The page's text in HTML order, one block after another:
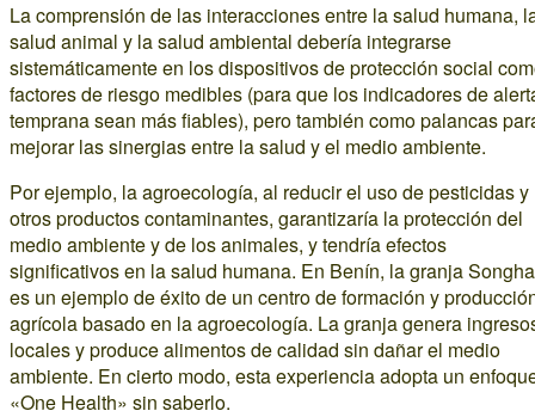
La comprensión de las interacciones entre la salud humana,
salud animal y la salud ambiental debería integrarse
sistemáticamente en los dispositivos de protección social
factores de riesgo medibles (para que los indicadores de
temprana sean más fiables), pero también como palancas
mejorar las sinergias entre la salud y el medio ambiente.
Por ejemplo, la agroecología, al reducir el uso de pesticidas y
otros productos contaminantes, garantizaría la protección del
medio ambiente y de los animales, y tendría efectos
significativos en la salud humana. En Benín, la granja
es un ejemplo de éxito de un centro de formación y
agrícola basado en la agroecología. La granja genera
locales y produce alimentos de calidad sin dañar el medio
ambiente. En cierto modo, esta experiencia adopta un
«One Health» sin saberlo.